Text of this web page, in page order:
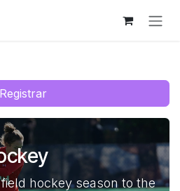
Registrar
hockey season to the